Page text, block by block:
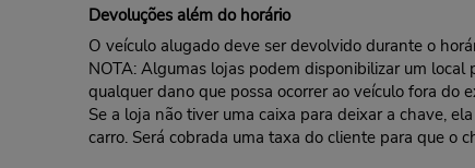
Devoluções além do horário
O veículo alugado deve ser devolvido durante o
NOTA: Algumas lojas podem disponibilizar um local
qualquer dano que possa ocorrer ao veículo fora do
Se a loja não tiver uma caixa para deixar a chave,
carro. Será cobrada uma taxa do cliente para que o